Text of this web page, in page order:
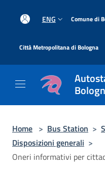
ENG Comune di
Città Metropolitana di Bologna
Home > Bus Station >
Disposizioni generali >
Oneri informativi per